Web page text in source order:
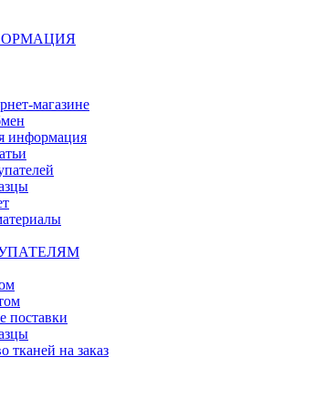
магазине
информация
поставки
тканей на заказ